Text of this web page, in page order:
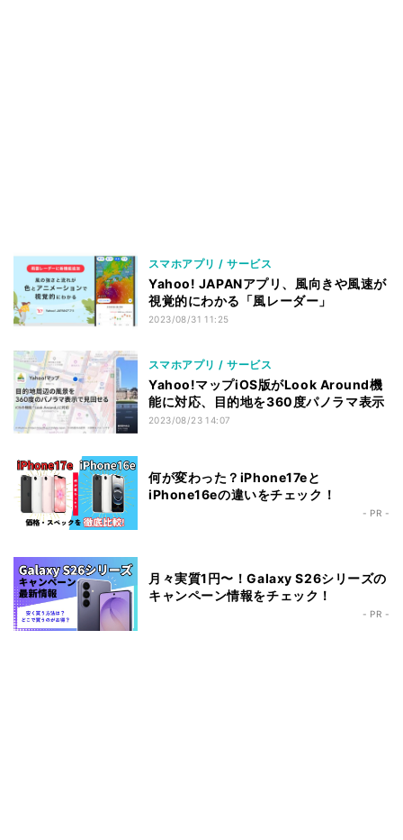
スマホアプリ / サービス
Yahoo! JAPANアプリ、風向きや風速が
視覚的にわかる「風レーダー」
2023/08/31 11:25
スマホアプリ / サービス
Yahoo!マップiOS版がLook Around機
能に対応、目的地を360度パノラマ表示
2023/08/23 14:07
何が変わった？iPhone17eと
iPhone16eの違いをチェック！
- PR -
月々実質1円〜！Galaxy S26シリーズの
キャンペーン情報をチェック！
- PR -